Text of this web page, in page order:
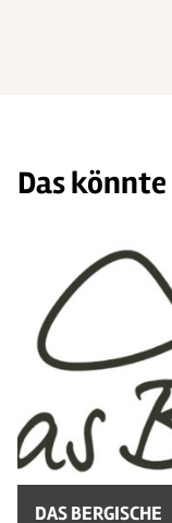
Das
DAS BERGISCHE